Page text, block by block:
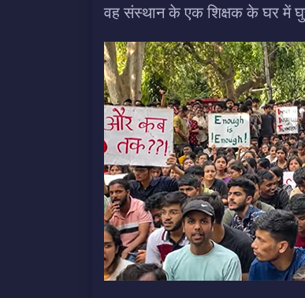
वह संस्थान के एक शिक्षक के घर में